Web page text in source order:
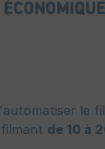
le
de 10 à